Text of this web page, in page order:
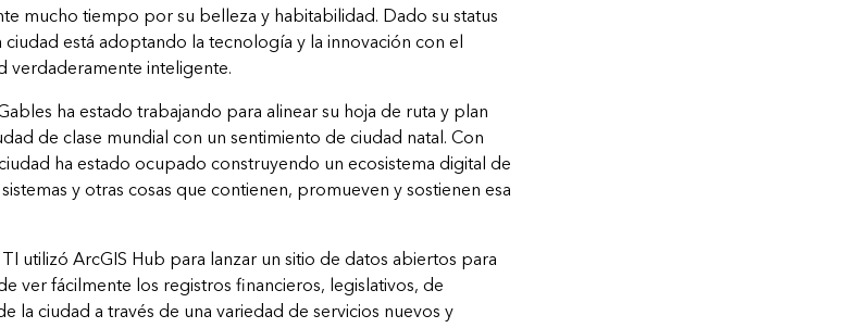
mucho tiempo por su belleza y habitabilidad. Dado su status
está adoptando la tecnología y la innovación con el
verdaderamente inteligente.
ha estado trabajando para alinear su hoja de ruta y plan
de clase mundial con un sentimiento de ciudad natal. Con
ha estado ocupado construyendo un ecosistema digital de
y otras cosas que contienen, promueven y sostienen esa
utilizó ArcGIS Hub para lanzar un sitio de datos abiertos para
ver fácilmente los registros financieros, legislativos, de
la ciudad a través de una variedad de servicios nuevos y